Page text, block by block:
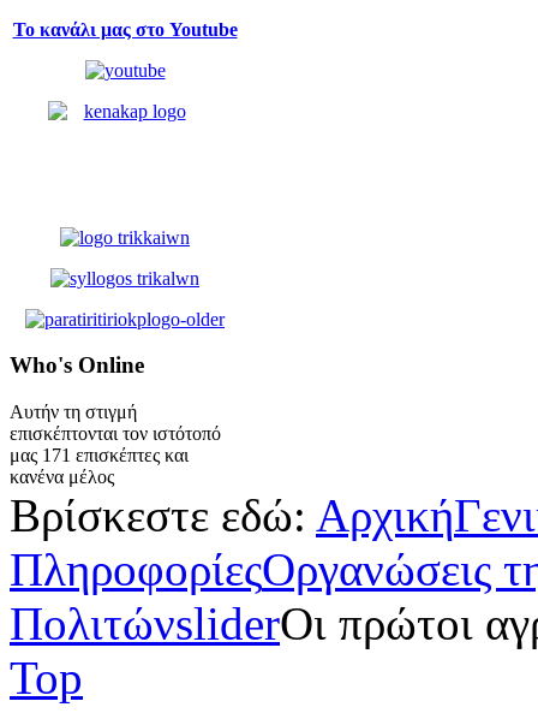
Το κανάλι μας στο Youtube
Who's Online
Αυτήν τη στιγμή
επισκέπτονται τον ιστότοπό
μας 171 επισκέπτες και
κανένα μέλος
Βρίσκεστε εδώ: Αρχική
ΠληροφορίεςΟργανώσεις
ΠολιτώνsliderΟι πρώτοι
Top